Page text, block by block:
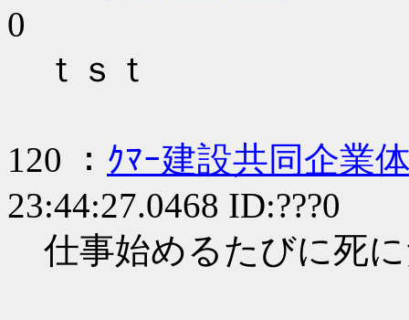
0
ｔｓｔ
120 ： ｸﾏｰ建設共同企業
23:44:27.0468 ID:???0
仕事始めるたびに死